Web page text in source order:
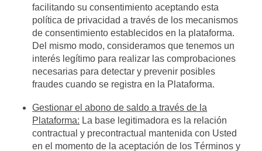
facilitando su consentimiento aceptando esta
política de privacidad a través de los mecanismos
de consentimiento establecidos en la plataforma.
Del mismo modo, consideramos que tenemos un
interés legítimo para realizar las comprobaciones
necesarias para detectar y prevenir posibles
fraudes cuando se registra en la Plataforma.
Gestionar el abono de saldo a través de la
Plataforma: La base legitimadora es la relación
contractual y precontractual mantenida con Usted
en el momento de la aceptación de los Términos y